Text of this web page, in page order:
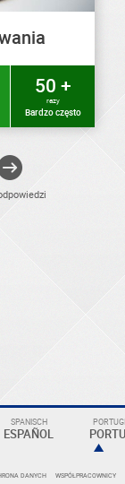
50 +
razy
Bardzo często
SPANISCH
ESPAÑOL
DANYCH WSPÓŁPRACOWNICY